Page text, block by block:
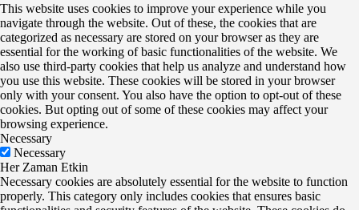
This website uses cookies to improve your experience while you
navigate through the website. Out of these, the cookies that are
categorized as necessary are stored on your browser as they are
essential for the working of basic functionalities of the website. We
also use third-party cookies that help us analyze and understand how
you use this website. These cookies will be stored in your browser
only with your consent. You also have the option to opt-out of these
cookies. But opting out of some of these cookies may affect your
browsing experience.
Necessary
Necessary
Her Zaman Etkin
Necessary cookies are absolutely essential for the website to function
properly. This category only includes cookies that ensures basic